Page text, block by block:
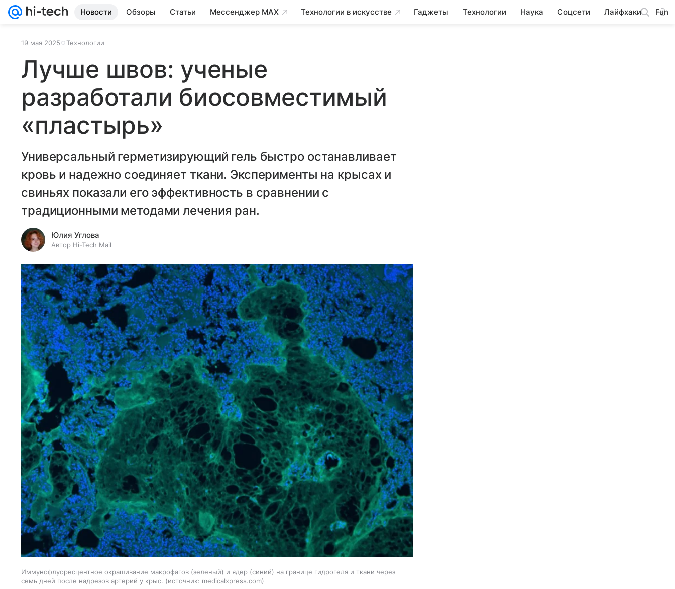
Новости Обзоры Статьи Мессенджер MAX Технологии в искусстве Гаджеты Технологии Наука Соцсети Лайфхаки Fun
19 мая 2025 Технологии
Лучше швов: ученые
разработали биосовместимый
«пластырь»
Универсальный герметизирующий гель быстро останавливает
кровь и надежно соединяет ткани. Эксперименты на крысах и
свиньях показали его эффективность в сравнении с
традиционными методами лечения ран.
Юлия Углова
Автор Hi-Tech Mail
Иммунофлуоресцентное окрашивание макрофагов (зеленый) и ядер (синий) на границе гидрогеля и ткани через
семь дней после надрезов артерий у крыс.
источник: medicalxpress.com